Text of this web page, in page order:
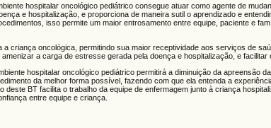
hospitalar oncológico pediátrico consegue atuar como agente de
e hospitalização, e proporciona de maneira sutil o aprendizado e
isso permite um maior entrosamento entre equipe, paciente e
a criança oncológica, permitindo sua maior receptividade aos serviços de
a carga de estresse gerada pela doença e hospitalização, e
hospitalar oncológico pediátrico permitirá a diminuição da apreensão
da melhor forma possível, fazendo com que ela entenda a
deste BT facilita o trabalho da equipe de enfermagem junto à criança
entre equipe e criança.